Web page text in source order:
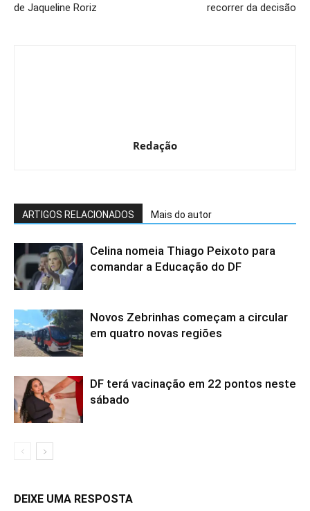
de Jaqueline Roriz
recorrer da decisão
Redação
ARTIGOS RELACIONADOS Mais do autor
Celina nomeia Thiago Peixoto para
comandar a Educação do DF
Novos Zebrinhas começam a circular
em quatro novas regiões
DF terá vacinação em 22 pontos neste
sábado
DEIXE UMA RESPOSTA